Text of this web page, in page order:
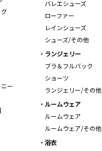
バレエシューズ
ローファー
レインシューズ
シューズ/その他
ー
ランジェリー
ブラ＆フルバック
ショーツ
ランジェリー/その他
ルームウェア
ルームウェア
ルームウェア/その他
浴衣